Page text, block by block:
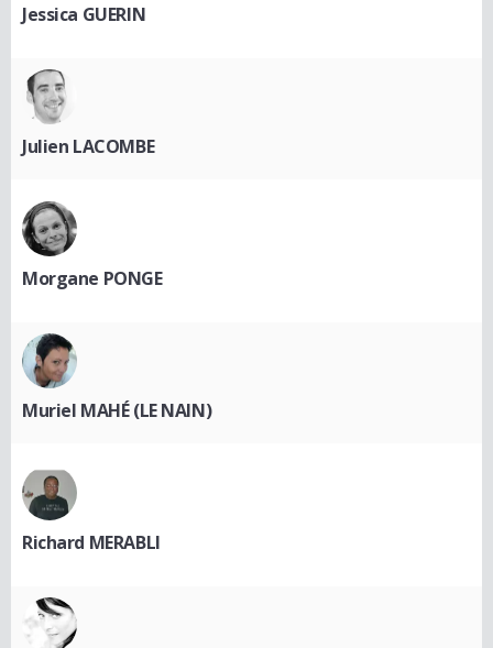
Jessica GUERIN
Julien LACOMBE
Morgane PONGE
Muriel MAHÉ (LE NAIN)
Richard MERABLI